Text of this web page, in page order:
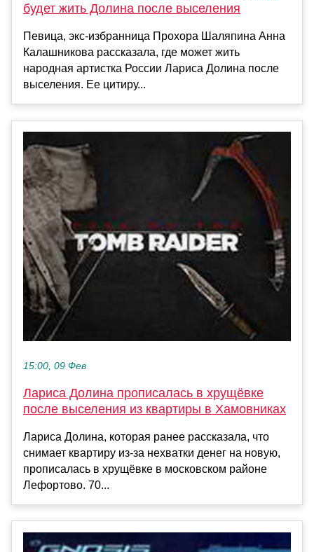
будет жить Долина после выселения
Певица, экс-избранница Прохора Шаляпина Анна
Калашникова рассказала, где может жить
народная артистка России Лариса Долина после
выселения. Ее цитиру...
15:00, 09 Фев
Лариса Долина прописалась в хрущёвке
после выселения из квартиры в Хамовниках
Лариса Долина, которая ранее рассказала, что
снимает квартиру из-за нехватки денег на новую,
прописалась в хрущёвке в московском районе
Лефортово. 70...